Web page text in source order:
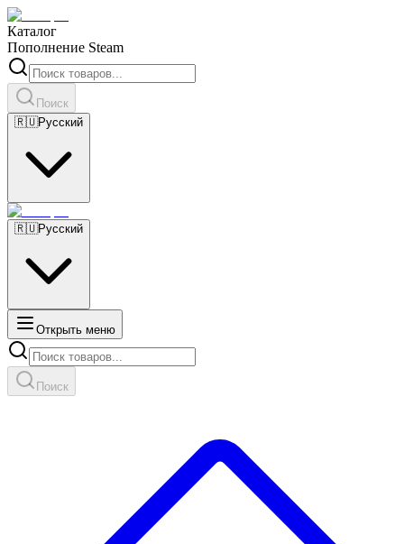
Каталог
Пополнение Steam
Поиск
🇷🇺Русский
🇷🇺Русский
Открыть меню
Поиск